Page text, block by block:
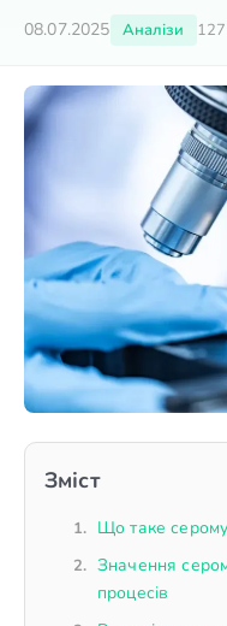
08.07.2025 Аналізи
Зміст
Що таке
Значення
процесів